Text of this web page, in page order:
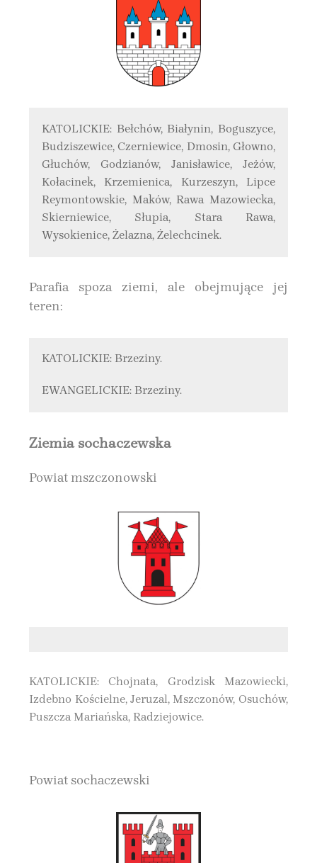
KATOLICKIE: Bełchów, Białynin, Boguszyce,
Budziszewice, Czerniewice, Dmosin, Głowno,
Głuchów, Godzianów, Janisławice, Jeżów,
Kołacinek, Krzemienica, Kurzeszyn, Lipce
Reymontowskie, Maków, Rawa Mazowiecka,
Skierniewice, Słupia, Stara Rawa,
Wysokienice, Żelazna, Żelechcinek.
Parafia spoza ziemi, ale obejmujące jej
teren:
KATOLICKIE: Brzeziny.
EWANGELICKIE: Brzeziny.
Ziemia sochaczewska
Powiat mszczonowski
KATOLICKIE: Chojnata, Grodzisk Mazowiecki,
Izdebno Kościelne, Jeruzal, Mszczonów, Osuchów,
Puszcza Mariańska, Radziejowice.
Powiat sochaczewski